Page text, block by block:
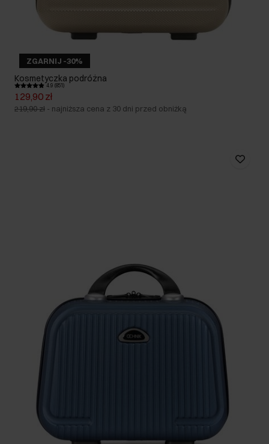
ZGARNIJ -30%
Kosmetyczka podróżna
4.9 (851)
129,90 zł
219,90 zł - najniższa cena z 30 dni przed obniżką